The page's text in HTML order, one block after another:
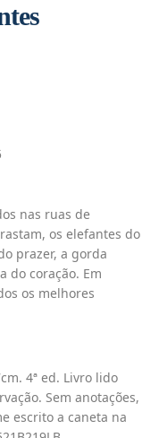
nas ruas de
os elefantes do
prazer, a gorda
do coração. Em
os melhores
4ª ed. Livro lido
Sem anotações,
escrito a caneta na